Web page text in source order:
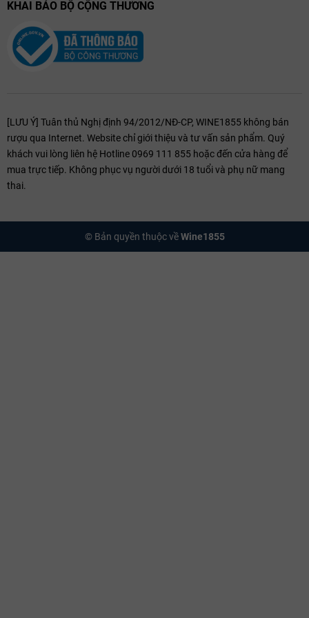
KHAI BÁO BỘ CỘNG THƯƠNG
[LƯU Ý] Tuân thủ Nghị định 94/2012/NĐ-CP, WINE1855 không bán
rượu qua Internet. Website chỉ giới thiệu và tư vấn sản phẩm. Quý
khách vui lòng liên hệ Hotline 0969 111 855 hoặc đến cửa hàng để
mua trực tiếp. Không phục vụ người dưới 18 tuổi và phụ nữ mang
thai.
© Bản quyền thuộc vềWine1855